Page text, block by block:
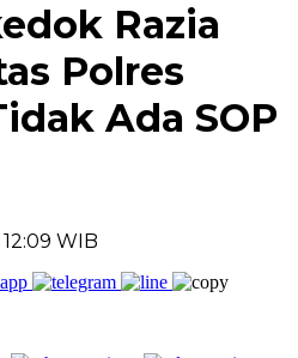
Razia
Polres
Ada SOP
12:09 WIB